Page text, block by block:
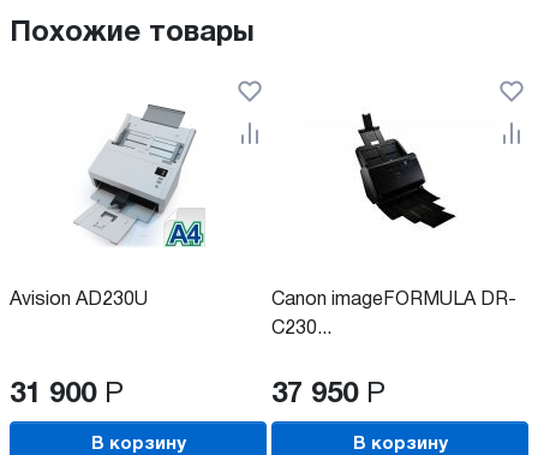
Похожие товары
Avision AD230U
31 900 Р
В корзину
Canon imageFORMULA DR-
C230...
37 950 Р
В корзину